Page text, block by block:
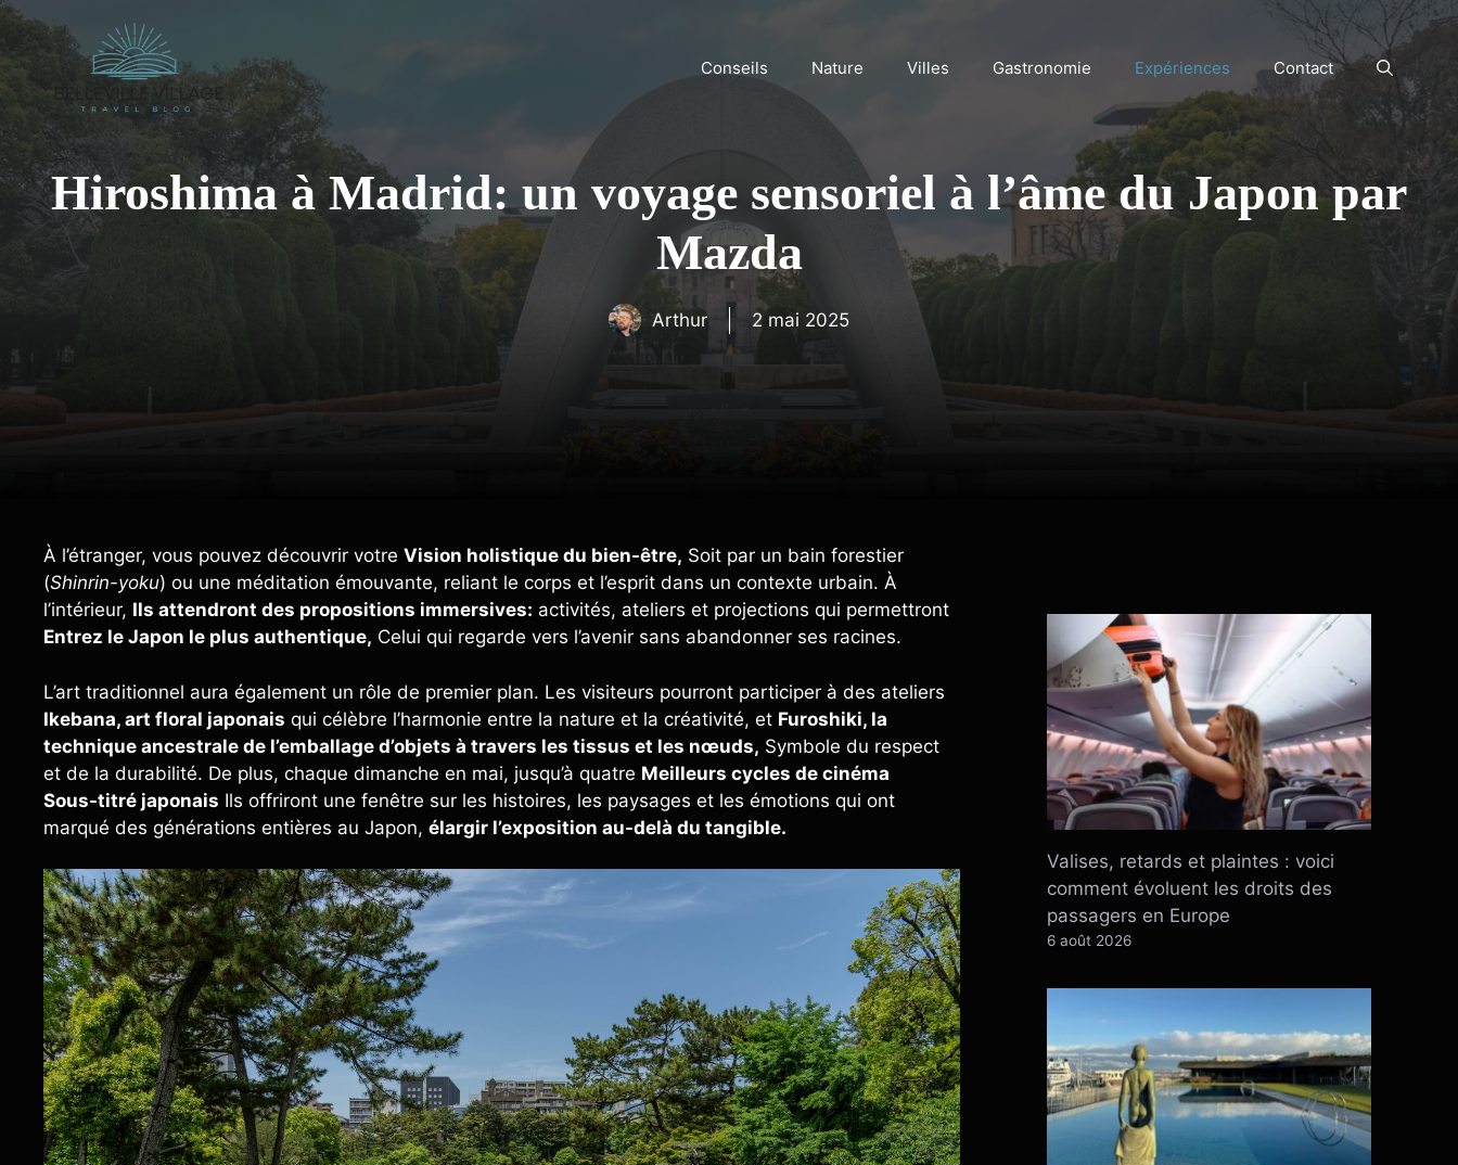
Aller
contenu
Conseils Nature Villes Gastronomie Expériences Contact
Hiroshima à Madrid: un voyage sensoriel à l’âme du Japon par
Mazda
Arthur 2 mai 2025
À l’étranger, vous pouvez découvrir votre Vision holistique du bien-être, Soit par un bain forestier
(Shinrin-yoku) ou une méditation émouvante, reliant le corps et l’esprit dans un contexte urbain. À
l’intérieur, Ils attendront des propositions immersives: activités, ateliers et projections qui permettront
Entrez le Japon le plus authentique, Celui qui regarde vers l’avenir sans abandonner ses racines.
L’art traditionnel aura également un rôle de premier plan. Les visiteurs pourront participer à des ateliers
Ikebana, art floral japonais qui célèbre l’harmonie entre la nature et la créativité, et Furoshiki, la
technique ancestrale de l’emballage d’objets à travers les tissus et les nœuds, Symbole du respect
et de la durabilité. De plus, chaque dimanche en mai, jusqu’à quatre Meilleurs cycles de cinéma
Sous-titré japonais Ils offriront une fenêtre sur les histoires, les paysages et les émotions qui ont
marqué des générations entières au Japon, élargir l’exposition au-delà du tangible.
Valises, retards et plaintes : voici
comment évoluent les droits des
passagers en Europe
6 août 2026